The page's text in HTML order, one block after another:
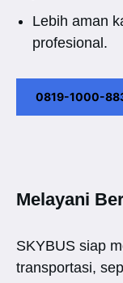
Lebih aman
profesional.
0819-1000-
Melayani
SKYBUS siap
transportasi,